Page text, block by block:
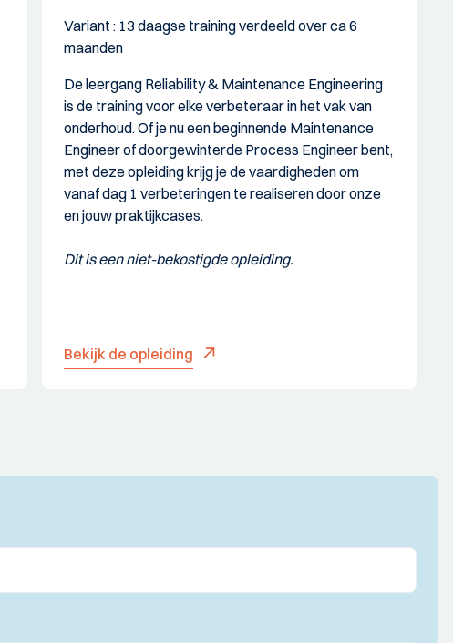
Variant : 13 daagse training verdeeld over ca 6
maanden
De leergang Reliability & Maintenance Engineering
is de training voor elke verbeteraar in het vak van
onderhoud. Of je nu een beginnende Maintenance
Engineer of doorgewinterde Process Engineer bent,
met deze opleiding krijg je de vaardigheden om
vanaf dag 1 verbeteringen te realiseren door onze
en jouw praktijkcases.
Dit is een niet-bekostigde opleiding.
Bekijk de opleiding